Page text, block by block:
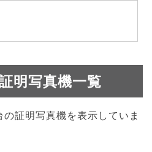
明写真機一覧
証明写真機を表示していま